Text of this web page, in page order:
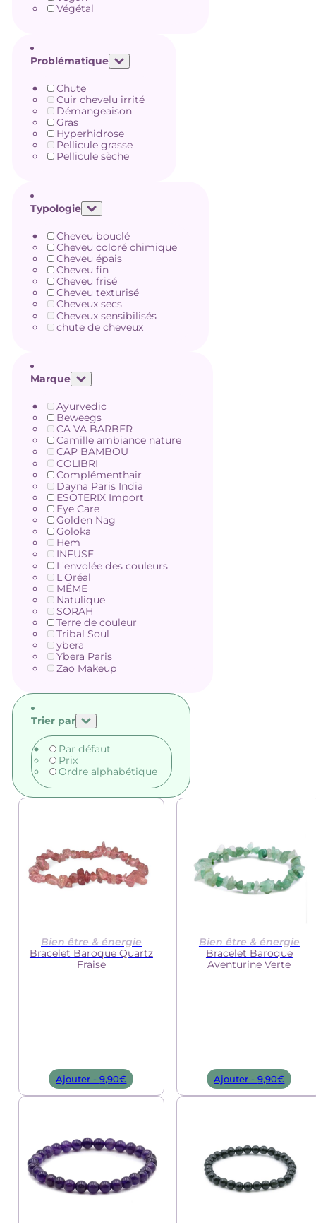
Végétal
Problématique
Chute
Cuir chevelu irrité
Démangeaison
Gras
Hyperhidrose
Pellicule grasse
Pellicule sèche
Typologie
Cheveu bouclé
Cheveu coloré chimique
Cheveu épais
Cheveu fin
Cheveu frisé
Cheveu texturisé
Cheveux secs
Cheveux sensibilisés
chute de cheveux
Marque
Ayurvedic
Beweegs
CA VA BARBER
Camille ambiance nature
CAP BAMBOU
COLIBRI
Complémenthair
Dayna Paris India
ESOTERIX Import
Eye Care
Golden Nag
Goloka
Hem
INFUSE
L'envolée des couleurs
L'Oréal
MÊME
Natulique
SORAH
Terre de couleur
Tribal Soul
ybera
Ybera Paris
Zao Makeup
Trier par
Par défaut
Prix
Ordre alphabétique
Bien être & énergie
Bracelet Baroque Quartz
Fraise
Ajouter -9,90€
Bien être & énergie
Bracelet Baroque
Aventurine Verte
Ajouter -9,90€